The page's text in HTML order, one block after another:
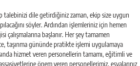
talebinizi dile getirdiğiniz zaman, ekip size uygun
söyler. Ardından işlemleriniz için hemen
çalışmalarına başlanır. Her şey tamamen
taşınma gününde pratikte işlemi uygulamaya
hizmet veren personellerin tamamı, eğitimli ve
önem veren personellerimiz, eşyalarınız